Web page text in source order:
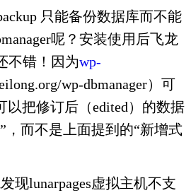
只能备份数据库而不能
呢？安装使用后飞龙
不错！因为wp-
wp-dbmanager）可
以把修订后（edited）的数据
，而不是上面提到的“新增式
现lunarpages虚拟主机不支